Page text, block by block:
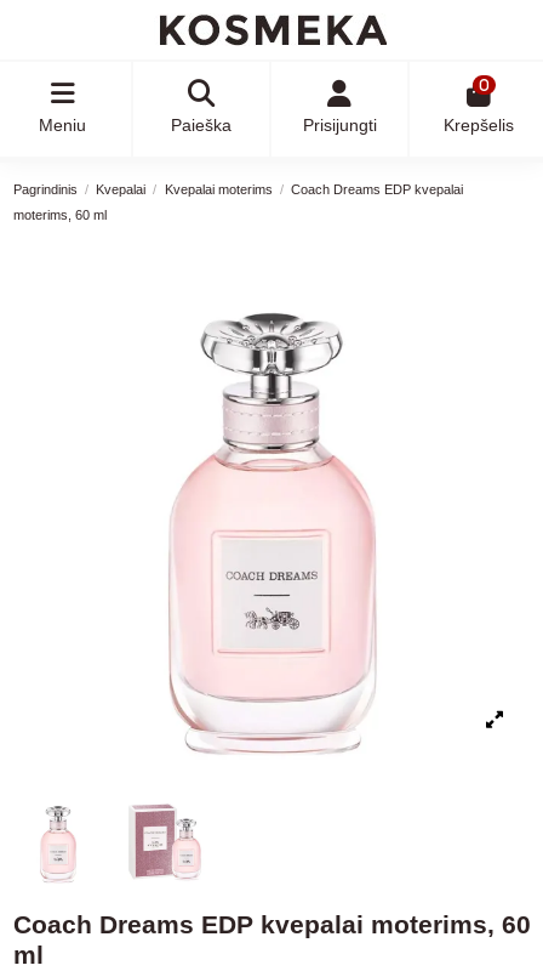
Meniu Paieška Prisijungti
0
Krepšelis
Pagrindinis Kvepalai Kvepalai moterims
Coach Dreams EDP kvepalai
moterims, 60 ml
Coach Dreams EDP kvepalai moterims, 60
ml